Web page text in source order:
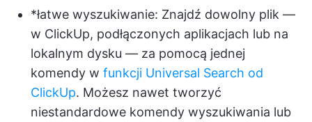
*łatwe wyszukiwanie: Znajdź dowolny plik —
w ClickUp, podłączonych aplikacjach lub na
lokalnym dysku — za pomocą jednej
komendy w funkcji Universal Search od
ClickUp. Możesz nawet tworzyć
niestandardowe komendy wyszukiwania lub